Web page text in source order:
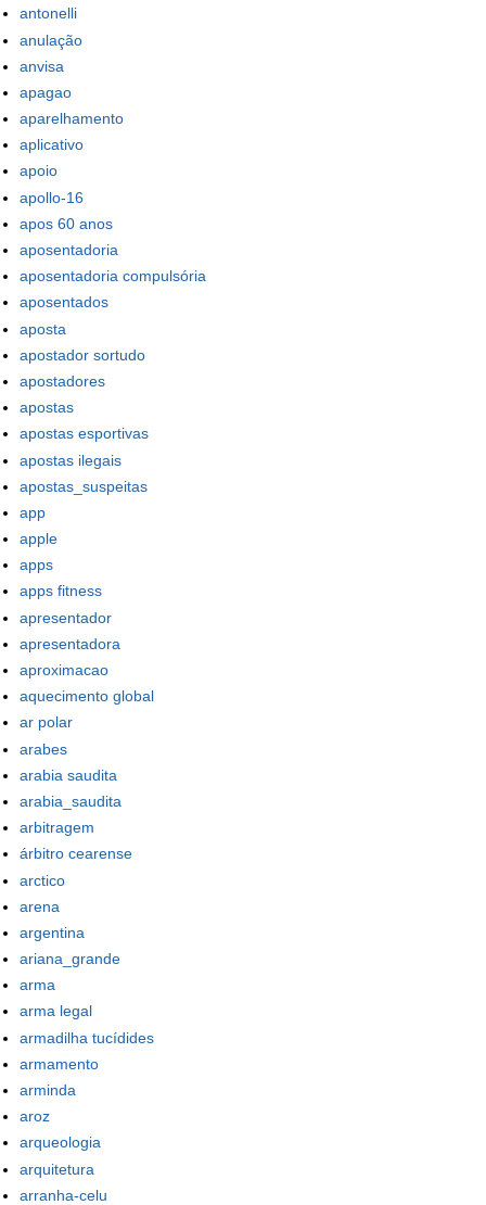
antonelli
anulação
anvisa
apagao
aparelhamento
aplicativo
apoio
apollo-16
apos 60 anos
aposentadoria
aposentadoria compulsória
aposentados
aposta
apostador sortudo
apostadores
apostas
apostas esportivas
apostas ilegais
apostas_suspeitas
app
apple
apps
apps fitness
apresentador
apresentadora
aproximacao
aquecimento global
ar polar
arabes
arabia saudita
arabia_saudita
arbitragem
árbitro cearense
arctico
arena
argentina
ariana_grande
arma
arma legal
armadilha tucídides
armamento
arminda
aroz
arqueologia
arquitetura
arranha-celu